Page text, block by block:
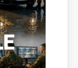
inspektore